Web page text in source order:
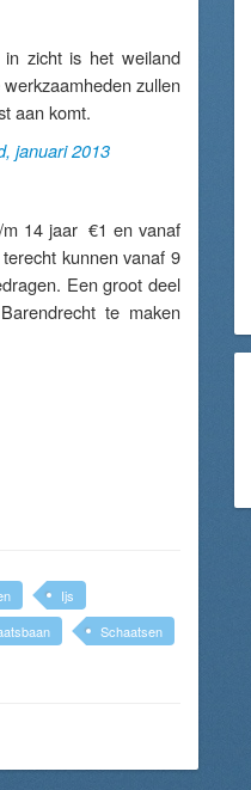
zicht is het weiland
zullen
aan komt.
januari 2013
m 14 jaar €1 en vanaf
kunnen vanaf 9
Een groot deel
te maken
Ijs
Schaatsen